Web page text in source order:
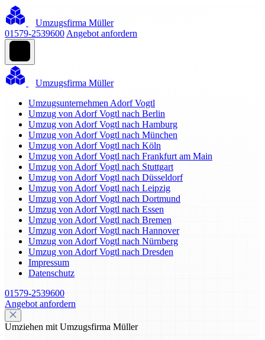
Umzugsfirma Müller
01579-2539600 Angebot anfordern
Umzugsfirma Müller
Umzugsunternehmen Adorf Vogtl
Umzug von Adorf Vogtl nach Berlin
Umzug von Adorf Vogtl nach Hamburg
Umzug von Adorf Vogtl nach München
Umzug von Adorf Vogtl nach Köln
Umzug von Adorf Vogtl nach Frankfurt am Main
Umzug von Adorf Vogtl nach Stuttgart
Umzug von Adorf Vogtl nach Düsseldorf
Umzug von Adorf Vogtl nach Leipzig
Umzug von Adorf Vogtl nach Dortmund
Umzug von Adorf Vogtl nach Essen
Umzug von Adorf Vogtl nach Bremen
Umzug von Adorf Vogtl nach Hannover
Umzug von Adorf Vogtl nach Nürnberg
Umzug von Adorf Vogtl nach Dresden
Impressum
Datenschutz
01579-2539600
Angebot anfordern
Umziehen mit Umzugsfirma Müller